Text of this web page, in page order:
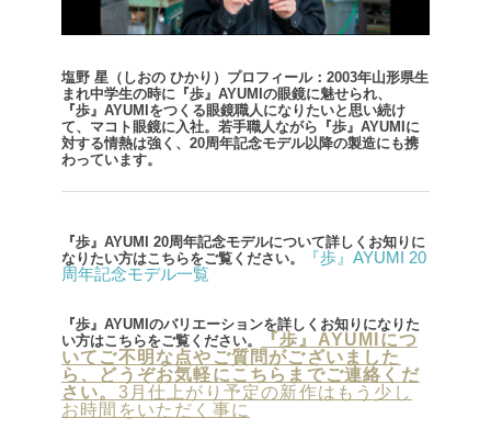
塩野 星（しおの ひかり） プロフィール：2003年山形県生
まれ中学生の時に『歩』AYUMIの眼鏡に魅せられ、
『歩』AYUMIをつくる眼鏡職人になりたいと思い続け
て、マコト眼鏡に入社。 若手職人ながら『歩』AYUMIに
対する情熱は強く、20周年記念モデル以降の製造にも携
わっています。
『歩』AYUMI 20周年記念モデルについて詳しくお知りに
なりたい方はこちらをご覧ください。
『歩』AYUMI 20
周年記念モデル一覧
『歩』AYUMIのバリエーションを詳しくお知りになりた
い方はこちらをご覧ください。
『歩』AYUMIにつ
いてご不明な点やご質問がございました
ら、どうぞお気軽にこちらまでご連絡くだ
さい。 3月仕上がり予定の新作はもう少し
お時間をいただく事に